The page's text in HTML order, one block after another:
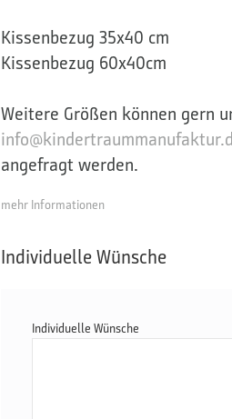
Kissenbezug 35x40 cm
Kissenbezug 60x40cm
Weitere Größen können gern
angefragt werden.
mehr Informationen
Individuelle Wünsche
Individuelle Wünsche